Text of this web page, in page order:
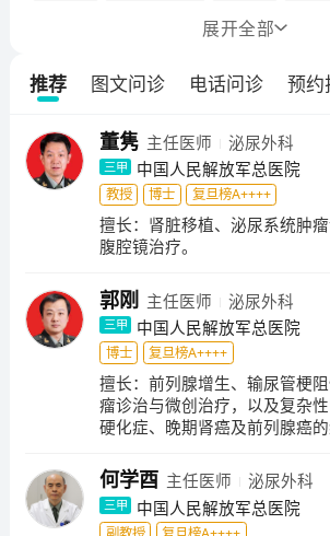
6名，专业技术人员106人。是集临床
有国家杰出青年基金获得者1人、中国
科专科医师，他们很多都成为世界各
科带头人包括欧洲知名大学泌尿外科主
石外科、肾脏外科、膀胱外科、前列腺
科和男科6个亚专科和专业组和1个研
过33万人次，年手术量超过10000例。
（军队）级重点课题40余项。团队先
二等奖2项、何梁何利科学与技术进步
奖一等奖4项、军队及省部级奖项30余
尿外科：成立于2012年。科室配备有
系统、腹腔镜手术系统、钬激光和绿
心、尿动力室等先进设备，海南医院泌
机器人腹腔镜及复杂泌尿系结石的治
南省首例机器人前列腺根治性切除术、
输尿管结石 输尿管肿瘤
前列腺脓肿
前列腺腺癌 上尿路结
展开全部
推荐 图文问诊 电话问诊 预约
董隽 主任医师 泌尿外科
三甲 中国人民解放军总医院
教授 博士 复旦榜A++++
擅长： 肾脏移植、泌尿系统肿
腹腔镜治疗。
郭刚 主任医师 泌尿外科
三甲 中国人民解放军总医院
博士 复旦榜A++++
擅长：前列腺增生、输尿管梗
瘤诊治与微创治疗，以及复杂
硬化症、晚期肾癌及前列腺癌的
何学酉 主任医师 泌尿外科
三甲 中国人民解放军总医院